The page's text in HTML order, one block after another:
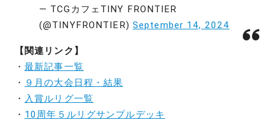
— TCGカフェTINY FRONTIER
(@TINYFRONTIER) September 14, 2024
【関連リンク】
・最新記事一覧
・ ９月の大会日程・結果
・ 入賞ルリグ一覧
・ 10周年５ルリグサンプルデッキ